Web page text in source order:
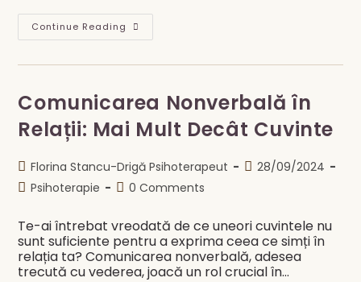
Continue Reading Inteligența
Emoțională:
Cale
Mai
Profunde
Comunicarea Nonverbală în
Relații: Mai Mult Decât Cuvinte
Post
author:
Florina Stancu-Drigă Psihoterapeut
Post28/09/2024
PostPsihoterapie
Post0 Comments
Te-ai întrebat vreodată de ce uneori cuvintele nu
sunt suficiente pentru a exprima ceea ce simți în
relația ta? Comunicarea nonverbală, adesea
trecută cu vederea, joacă un rol crucial în…